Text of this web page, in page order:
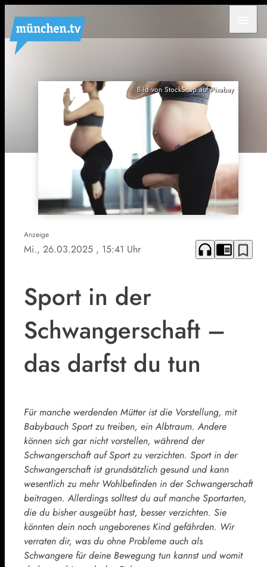
Bild von StockSnap auf Pixabay
Anzeige
Mi., 26.03.2025 , 15:41 Uhr headphones chrome_reader_mode bookmark_border
Sport in der
Schwangerschaft –
das darfst du tun
Für manche werdenden Mütter ist die Vorstellung, mit
Babybauch Sport zu treiben, ein Albtraum. Andere
können sich gar nicht vorstellen, während der
Schwangerschaft auf Sport zu verzichten. Sport in der
Schwangerschaft ist grundsätzlich gesund und kann
wesentlich zu mehr Wohlbefinden in der Schwangerschaft
beitragen. Allerdings solltest du auf manche Sportarten,
die du bisher ausgeübt hast, besser verzichten. Sie
könnten dein noch ungeborenes Kind gefährden. Wir
verraten dir, was du ohne Probleme auch als
Schwangere für deine Bewegung tun kannst und womit